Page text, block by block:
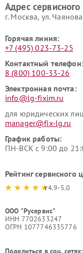
Адрес сервисного
г. Москва, ул.
Горячая линия:
+7 (495) 023-73-25
Контактный телефон:
8 (800) 100-33-26
Электронная почта:
info@lg-fixim.ru
для юридических
manager@fix-lg.ru
График работы:
ПН-ВСК с 9:00 до
Рейтинг сервисного
4.9-5.0
ООО "Русервис"
ИНН 7702633247
ОГРН 1077746335776
Поделиться в соц. сетях: